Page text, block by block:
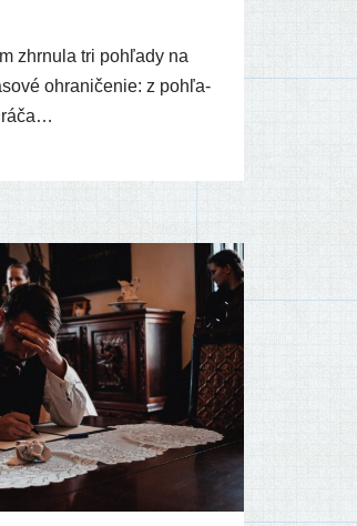
zhr­nu­la tri pohľa­dy na
ohra­ni­če­nie: z pohľa­